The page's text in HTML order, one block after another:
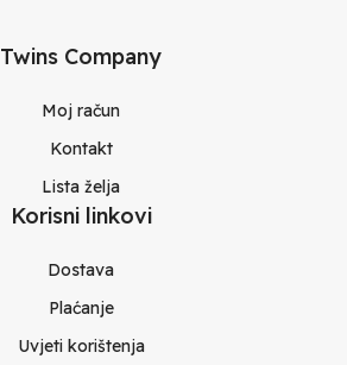
Twins Company
Moj račun
Kontakt
Lista želja
Korisni linkovi
Dostava
Plaćanje
Uvjeti korištenja